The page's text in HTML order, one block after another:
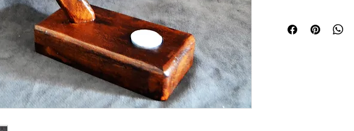
Ahşap minyatür